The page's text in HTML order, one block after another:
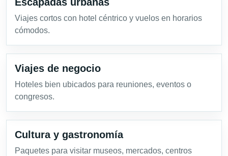
Viajes cortos con hotel céntrico y vuelos en horarios
cómodos.
Viajes de negocio
Hoteles bien ubicados para reuniones, eventos o
congresos.
Cultura y gastronomía
Paquetes para visitar museos, mercados, centros